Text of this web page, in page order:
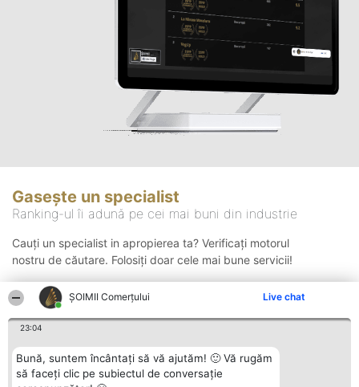
ȘOIMII Comerțului Live chat
23:04
Bună, suntem încântați să vă ajutăm! 🙂 Vă rugăm
să faceți clic pe subiectul de conversație
Gasește un specialist
Ranking-ul îi adună pe cei mai buni din industrie
Cauți un specialist in apropierea ta? Verificați motorul
nostru de căutare. Folosiți doar cele mai bune servicii!